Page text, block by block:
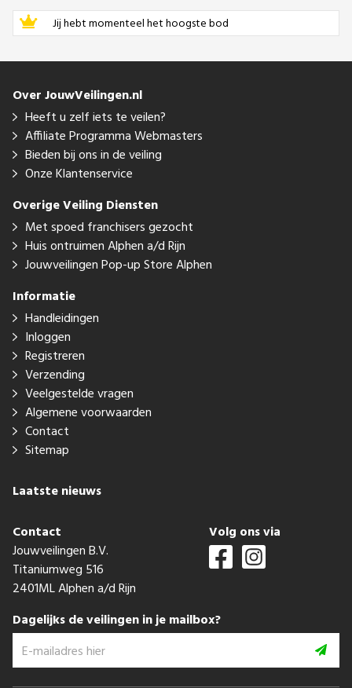
Jij hebt momenteel het hoogste bod
Over JouwVeilingen.nl
Heeft u zelf iets te veilen?
Affiliate Programma Webmasters
Bieden bij ons in de veiling
Onze Klantenservice
Overige Veiling Diensten
Met spoed franchisers gezocht
Huis ontruimen Alphen a/d Rijn
Jouwveilingen Pop-up Store Alphen
Informatie
Handleidingen
Inloggen
Registreren
Verzending
Veelgestelde vragen
Algemene voorwaarden
Contact
Sitemap
Laatste nieuws
Contact
Jouwveilingen B.V.
Titaniumweg 516
2401ML Alphen a/d Rijn
Volg ons via
Dagelijks de veilingen in je mailbox?